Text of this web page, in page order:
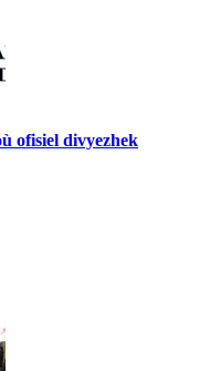
ofisiel divyezhek